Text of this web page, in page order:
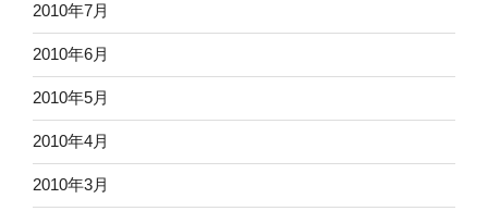
2010年7月
2010年6月
2010年5月
2010年4月
2010年3月